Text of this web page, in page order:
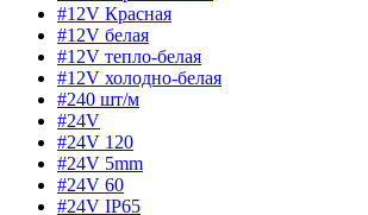
#12V Красная
#12V белая
#12V тепло-белая
#12V холодно-белая
#240 шт/м
#24V
#24V 120
#24V 5mm
#24V 60
#24V IP65